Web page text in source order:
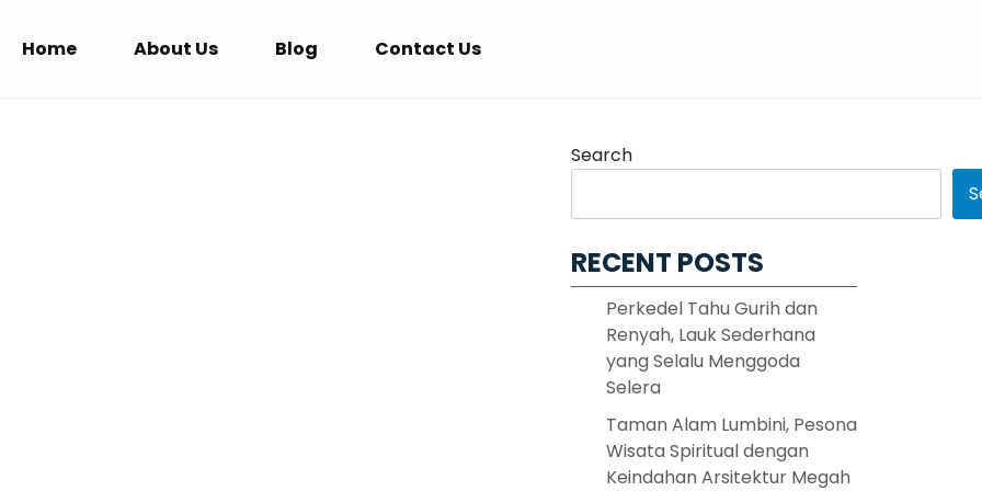
Home About Us Blog Contact Us
Search
RECENT POSTS
Perkedel Tahu Gurih dan
Renyah, Lauk Sederhana
yang Selalu Menggoda
Selera
Taman Alam Lumbini, Pesona
Wisata Spiritual dengan
Keindahan Arsitektur Megah